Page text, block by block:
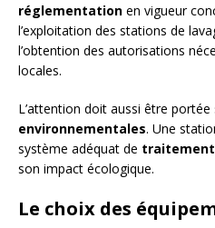
réglementation en vigueur
l’exploitation des stations de
l’obtention des autorisations
locales.
L’attention doit aussi être portée
environnementales. Une
système adéquat de
son impact écologique.
Le choix des